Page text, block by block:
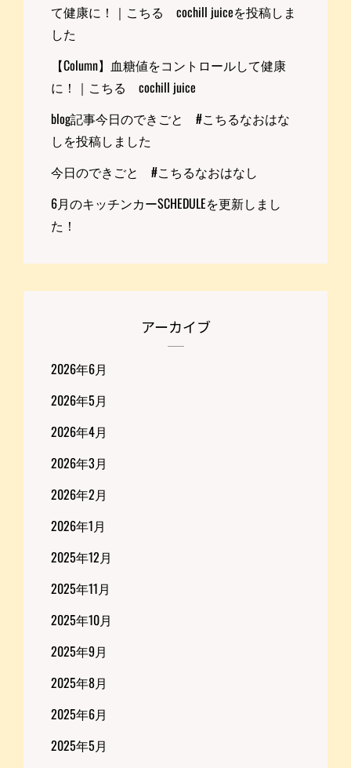
て健康に！｜こちる cochill juiceを投稿しま
した
【Column】血糖値をコントロールして健康
に！｜こちる cochill juice
blog記事今日のできごと #こちるなおはな
しを投稿しました
今日のできごと #こちるなおはなし
6月のキッチンカーSCHEDULEを更新しまし
た！
アーカイブ
2026年6月
2026年5月
2026年4月
2026年3月
2026年2月
2026年1月
2025年12月
2025年11月
2025年10月
2025年9月
2025年8月
2025年6月
2025年5月